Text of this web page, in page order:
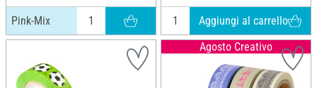
Pink-Mix Aggiungi al carrello
Agosto Creativo